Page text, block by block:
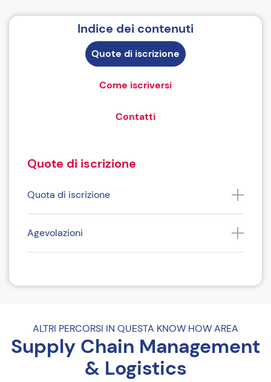
Indice dei contenuti
Quote di iscrizione
Come iscriversi
Contatti
Quote di iscrizione
Quota di iscrizione
Agevolazioni
ALTRI PERCORSI IN QUESTA KNOW HOW AREA
Supply Chain Management
& Logistics